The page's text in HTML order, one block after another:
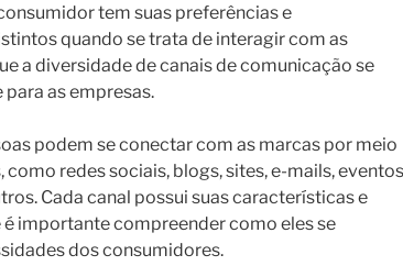
tem suas preferências e
quando se trata de interagir com as
a diversidade de canais de comunicação se
as empresas.
podem se conectar com as marcas por meio
como redes sociais, blogs, sites, e-mails,
Cada canal possui suas características e
importante compreender como eles se
dos consumidores.